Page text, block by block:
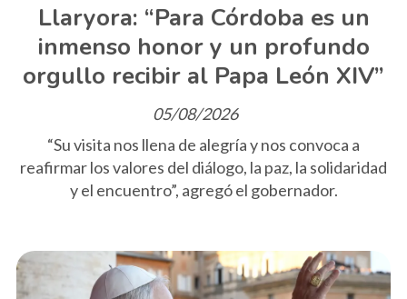
Llaryora: “Para Córdoba es un
inmenso honor y un profundo
orgullo recibir al Papa León XIV”
05/08/2026
“Su visita nos llena de alegría y nos convoca a
reafirmar los valores del diálogo, la paz, la solidaridad
y el encuentro”, agregó el gobernador.